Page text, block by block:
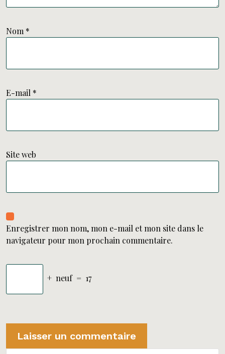
Nom *
E-mail *
Site web
Enregistrer mon nom, mon e-mail et mon site dans le
navigateur pour mon prochain commentaire.
+ neuf = 17